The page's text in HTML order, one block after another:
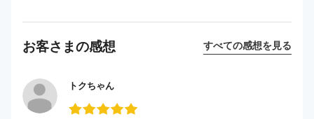
お客さまの感想 すべての感想を見る
トクちゃん